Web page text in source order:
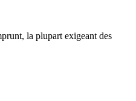
la plupart exigeant des